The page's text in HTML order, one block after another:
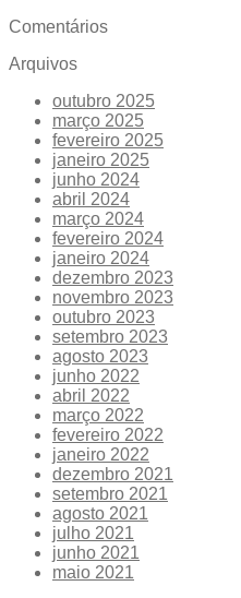
Comentários
Arquivos
outubro 2025
março 2025
fevereiro 2025
janeiro 2025
junho 2024
abril 2024
março 2024
fevereiro 2024
janeiro 2024
dezembro 2023
novembro 2023
outubro 2023
setembro 2023
agosto 2023
junho 2022
abril 2022
março 2022
fevereiro 2022
janeiro 2022
dezembro 2021
setembro 2021
agosto 2021
julho 2021
junho 2021
maio 2021